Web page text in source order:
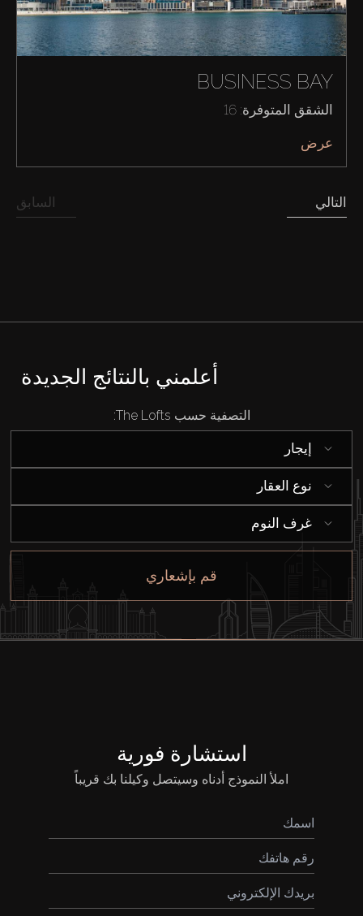
إيجار
الوكلاء
BUSINESS BAY
الشقق المتوفرة: 16
عرض
السابق التالي
أعلمني بالنتائج الجديدة
التصفية حسب The Lofts:
إيجار
نوع العقار
غرف النوم
قم بإشعاري
استشارة فورية
املأ النموذج أدناه وسيتصل وكيلنا بك قريباً